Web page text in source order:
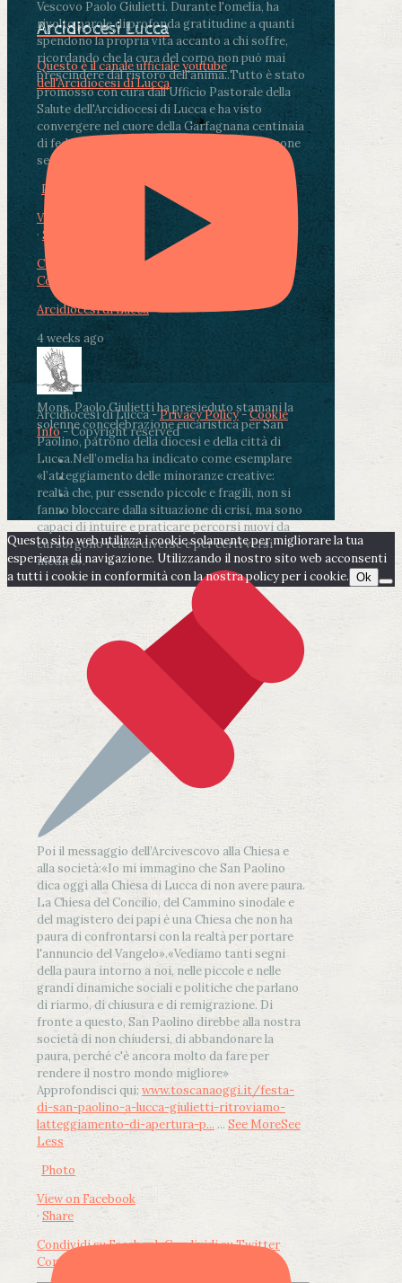
Vescovo Paolo Giulietti. Durante l'omelia, ha
rivolto parole di profonda gratitudine a quanti
spendono la propria vita accanto a chi soffre,
ricordando che la cura del corpo non può mai
prescindere dal ristoro dell'anima..Tutto è stato
promosso con cura dall'Ufficio Pastorale della
Salute dell'Arcidiocesi di Lucca e ha visto
convergere nel cuore della Garfagnana centinaia
di fedeli, operatori sanitari, volontari e persone
segnate dalla malattia.
Photo
View on Facebook
· Share
Condividi su Facebook
Condividi su LinkedIn
Arcidiocesi di Lucca
4 weeks ago
Mons. Paolo Giulietti ha presieduto stamani la
solenne concelebrazione eucaristica per San
Paolino, patrono della diocesi e della città di
Lucca.Nell’omelia ha indicato come esemplare
«l’atteggiamento delle minoranze creative:
realtà che, pur essendo piccole e fragili, non si
fanno bloccare dalla situazione di crisi, ma sono
capaci di intuire e praticare percorsi nuovi da
cui sorgono realtà diverse e per certi versi
inedite».
Poi il messaggio dell’Arcivescovo alla Chiesa e
alla società:«Io mi immagino che San Paolino
dica oggi alla Chiesa di Lucca di non avere paura.
La Chiesa del Concilio, del Cammino sinodale e
del magistero dei papi è una Chiesa che non ha
paura di confrontarsi con la realtà per portare
l'annuncio del Vangelo».«Vediamo tanti segni
della paura intorno a noi, nelle piccole e nelle
grandi dinamiche sociali e politiche che parlano
di riarmo, di chiusura e di remigrazione. Di
fronte a questo, San Paolino direbbe alla nostra
società di non chiudersi, di abbandonare la
paura, perché c'è ancora molto da fare per
rendere il nostro mondo migliore»
Approfondisci qui: www.toscanaoggi.it/festa-
di-san-paolino-a-lucca-giulietti-ritroviamo-
latteggiamento-di-apertura-p... ... See MoreSee
Less
Photo
View on Facebook
· Share
Condividi su FacebookCondividi su Twitter
Condividi su LinkedIn
Arcidiocesi Lucca
Questo è il canale ufficiale youtube
dell'Arcidiocesi di Lucca
Arcidiocesi di Lucca -Privacy Policy-Cookie
Info- Copyright reserved
Questo sito web utilizza i cookie solamente per migliorare la tua
esperienza di navigazione. Utilizzando il nostro sito web acconsenti
a tutti i cookie in conformità con la nostra policy per i cookie. Ok